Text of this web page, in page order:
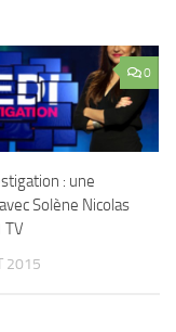
0
: une
Solène Nicolas
TV
2015